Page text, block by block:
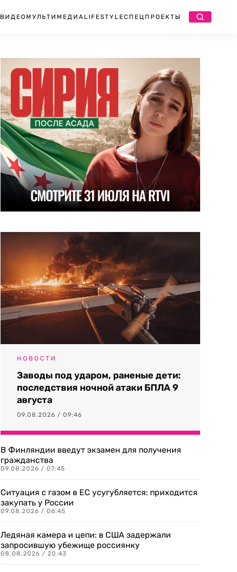
ВИДЕО МУЛЬТИМЕДИА LIFESTYLEСПЕЦПРОЕКТЫ
НОВОСТИ
Заводы под ударом, раненые дети:
последствия ночной атаки БПЛА 9
августа
09.08.2026 / 09:46
В Финляндии введут экзамен для получения
гражданства
09.08.2026 / 07:45
Ситуация с газом в ЕС усугубляется: приходится
закупать у России
09.08.2026 / 06:45
Ледяная камера и цепи: в США задержали
запросившую убежище россиянку
08.08.2026 / 20:43